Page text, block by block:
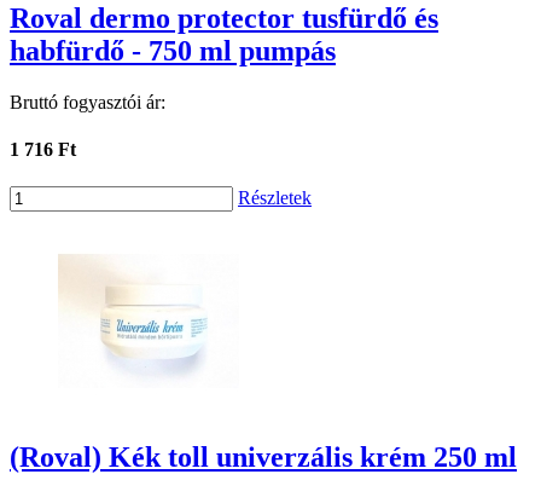
Roval dermo protector tusfürdő és
habfürdő - 750 ml pumpás
Bruttó fogyasztói ár:
1 716 Ft
Részletek
(Roval) Kék toll univerzális krém 250 ml